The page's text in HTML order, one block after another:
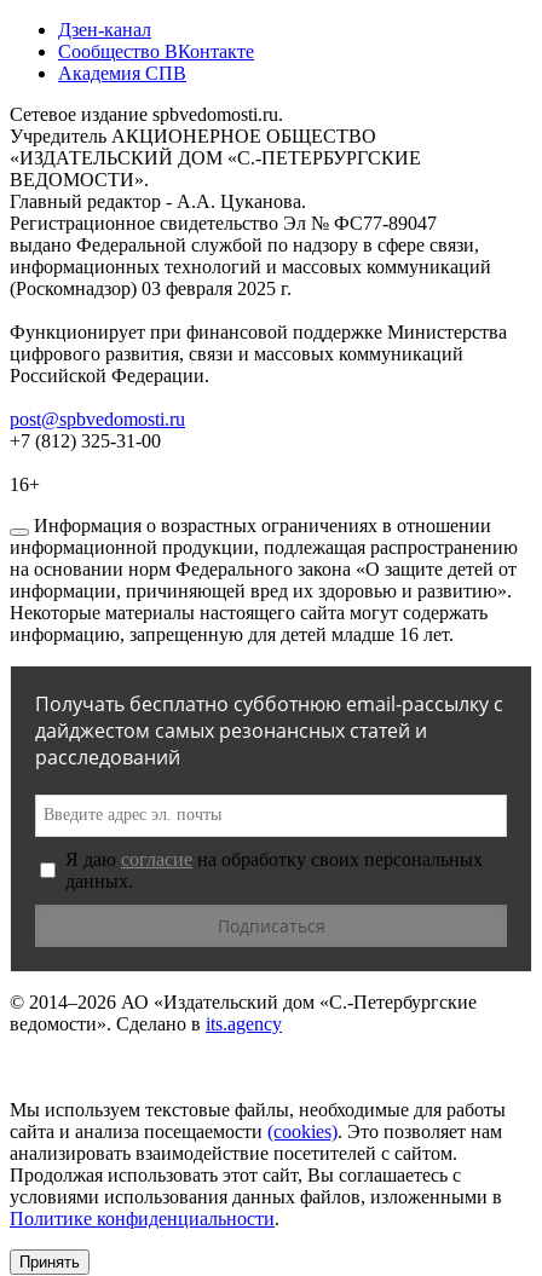
Дзен-канал
Сообщество ВКонтакте
Академия СПВ
Сетевое издание spbvedomosti.ru.
Учредитель АКЦИОНЕРНОЕ ОБЩЕСТВО
«ИЗДАТЕЛЬСКИЙ ДОМ «С.-ПЕТЕРБУРГСКИЕ
ВЕДОМОСТИ».
Главный редактор - А.А. Цуканова.
Регистрационное свидетельство Эл № ФС77-89047
выдано Федеральной службой по надзору в сфере связи,
информационных технологий и массовых коммуникаций
(Роскомнадзор) 03 февраля 2025 г.
Функционирует при финансовой поддержке Министерства
цифрового развития, связи и массовых коммуникаций
Российской Федерации.
post@spbvedomosti.ru
+7 (812) 325-31-00
16+
Информация о возрастных ограничениях в отношении
информационной продукции, подлежащая распространению
на основании норм Федерального закона «О защите детей от
информации, причиняющей вред их здоровью и развитию».
Некоторые материалы настоящего сайта могут содержать
информацию, запрещенную для детей младше 16 лет.
Получать бесплатно субботнюю email-рассылку с
дайджестом самых резонансных статей и
расследований
Я даю согласие на обработку своих персональных
данных.
© 2014–2026 АО «Издательский дом «С.-Петербургские
ведомости». Сделано в its.agency
Мы используем текстовые файлы, необходимые для работы
сайта и анализа посещаемости (сookies). Это позволяет нам
анализировать взаимодействие посетителей с сайтом.
Продолжая использовать этот сайт, Вы соглашаетесь с
условиями использования данных файлов, изложенными в
Политике конфиденциальности.
Принять